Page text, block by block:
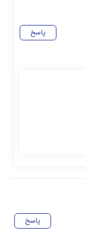
پاسخ
پاسخ